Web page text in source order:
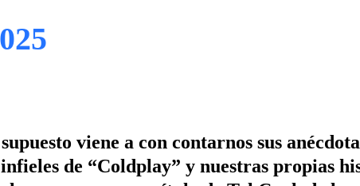
viene a con contarnos sus
de “Coldplay” y nuestras propias